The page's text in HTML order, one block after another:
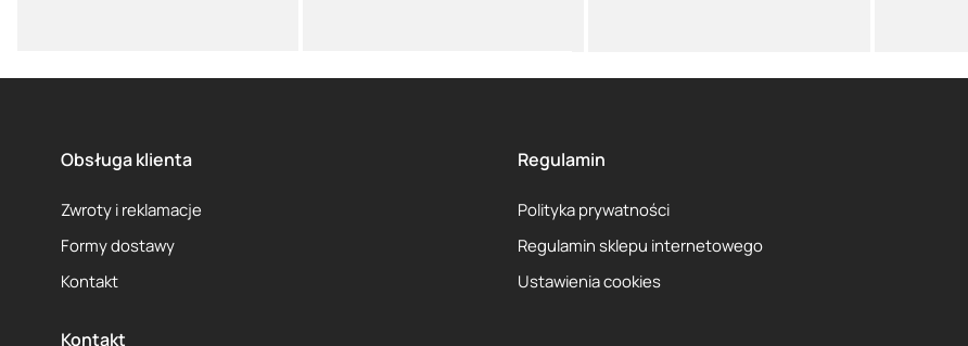
Obsługa klienta
Zwroty i reklamacje
Formy dostawy
Kontakt
Regulamin
Polityka prywatności
Regulamin sklepu internetowego
Ustawienia cookies
Kontakt